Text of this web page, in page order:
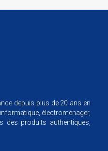
depuis plus de 20 ans en
électroménager,
des produits authentiques,